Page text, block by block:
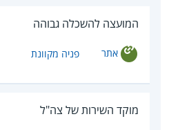
המועצה להשכלה גבוהה
אתר פניה מקוונת
מוקד השירות של צה"ל